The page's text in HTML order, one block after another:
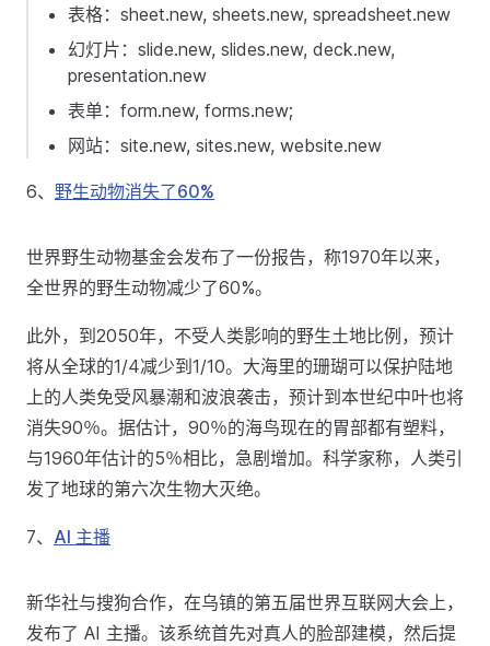
表格：sheet.new, sheets.new, spreadsheet.new
幻灯片：slide.new, slides.new, deck.new,
presentation.new
表单：form.new, forms.new;
网站：site.new, sites.new, website.new
6、 野生动物消失了60%
世界野生动物基金会发布了一份报告，称1970年以来，
全世界的野生动物减少了60%。
此外，到2050年，不受人类影响的野生土地比例，预计
将从全球的1/4减少到1/10。大海里的珊瑚可以保护陆地
上的人类免受风暴潮和波浪袭击，预计到本世纪中叶也将
消失90％。据估计，90％的海鸟现在的胃部都有塑料，
与1960年估计的5％相比，急剧增加。科学家称，人类引
发了地球的第六次生物大灭绝。
7、 AI 主播
新华社与搜狗合作，在乌镇的第五届世界互联网大会上，
发布了 AI 主播。该系统首先对真人的脸部建模，然后提